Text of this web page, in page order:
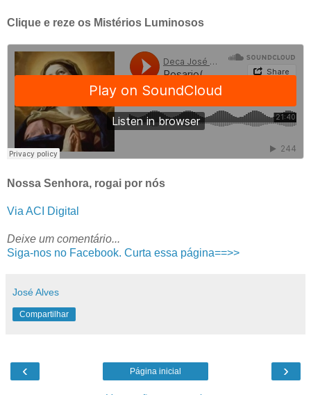
Clique e reze os Mistérios Luminosos
Nossa Senhora, rogai por nós
Via ACI Digital
Deixe um comentário...
Siga-nos no Facebook. Curta essa página==>>
José Alves
Compartilhar
‹ ›
Página inicial